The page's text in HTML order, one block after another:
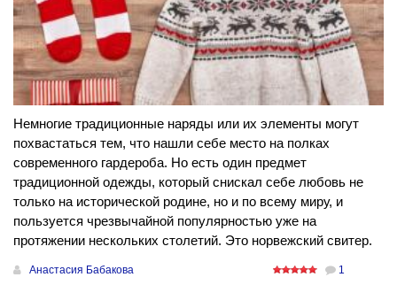
Немногие традиционные наряды или их элементы могут
похвастаться тем, что нашли себе место на полках
современного гардероба. Но есть один предмет
традиционной одежды, который снискал себе любовь не
только на исторической родине, но и по всему миру, и
пользуется чрезвычайной популярностью уже на
протяжении нескольких столетий. Это норвежский свитер.
Анастасия Бабакова 1